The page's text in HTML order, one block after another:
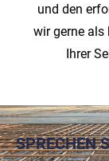
und den
wir gerne als
Ihrer
SPRECHEN